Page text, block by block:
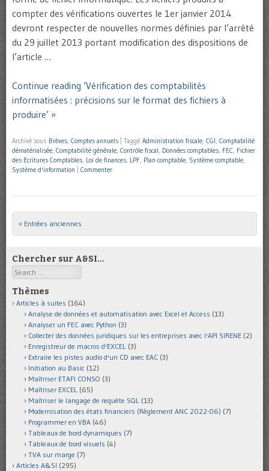
compter des vérifications ouvertes le 1er janvier 2014
devront respecter de nouvelles normes définies par l’arrêté
du 29 juillet 2013 portant modification des dispositions de
l’article …
Continue reading ‘Vérification des comptabilités
informatisées : précisions sur le format des fichiers à
produire’ »
Archivé sous Brèves, Comptes annuels Taggé Administration fiscale, CGI, Comptabilité
dématérialisée, Comptabilité générale, Contrôle fiscal, Données comptables, FEC, Fichier
des Ecritures Comptables, Loi de finances, LPF, Plan comptable, Système comptable,
Système d'information
Commenter
Post navigation
« Entrées anciennes
Chercher sur A&SI…
Search
Thèmes
Articles à suites (164)
Analyse de données et automatisation avec Excel et Access (13)
Analyser un FEC avec Python (3)
Collecter des données juridiques sur les entreprises avec l'API SIRENE (2)
Enregistreur de macros d'EXCEL (3)
Extraire les pistes audio d'un CD avec EAC (3)
Initiation au Basic (12)
Maîtriser ETAFI CONSO (3)
Maîtriser EXCEL (65)
Maîtriser le langage de requête SQL (13)
Modernisation des états financiers (Règlement ANC 2022-06) (7)
Programmer en VBA (46)
Tableaux de bord dynamiques (7)
Tableaux de bord visuels (4)
TVA sur marge (7)
Articles A&SI (295)